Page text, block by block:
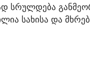
სრულდება
სახისა და